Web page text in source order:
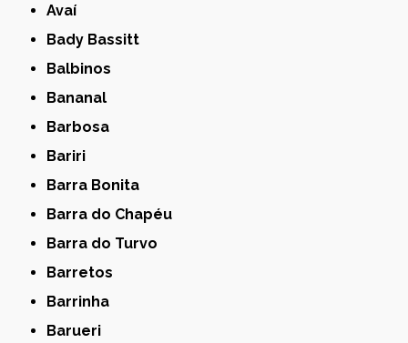
Avaí
Bady Bassitt
Balbinos
Bananal
Barbosa
Bariri
Barra Bonita
Barra do Chapéu
Barra do Turvo
Barretos
Barrinha
Barueri